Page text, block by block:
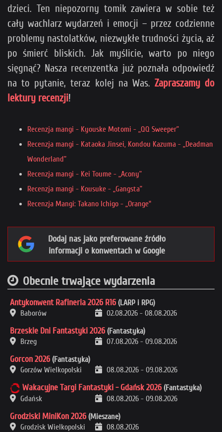
dzieci. Ten niepozorny tomik zawiera w sobie też
cały wachlarz wydarzeń i emocji – przez codzienne
problemy nastolatków, niezwykłe trudności życia, aż
po śmierć bliskich. Jak myślicie, warto po niego
sięgnąć? Nasza recenzentka już poznała odpowiedź
na to pytanie, teraz kolej na Was. Zapraszamy do
lektury recenzji!
Recenzja mangi - Kyouske Motomi - „QQ Sweeper”
Recenzja mangi - Kataoka Jinsei, Kondou Kazuma - „Deadman
Wonderland”
Recenzja mangi - Kei Toume - „Acony”
Recenzja mangi - Kousuke - „Gangsta”
Recenzja Mangi: Takano Ichigo - „Orange"
Dodaj nas jako preferowane źródło
informacji o konwentach w Google
Obecnie trwające wydarzenia
Antykonwent Rafineria 2026 R16 (LARP i RPG)
Baborów
02.08.2026 - 08.08.2026
Brzeskie Dni Fantastyki 2026 (Fantastyka)
Brzeg
07.08.2026 - 09.08.2026
Gorcon 2026 (Fantastyka)
Gorzów Wielkopolski
08.08.2026 - 09.08.2026
Wakacyjne Targi Fantastyki - Gdańsk 2026 (Fantastyka)
Gdańsk
08.08.2026 - 09.08.2026
Grodziski MiniKon 2026 (Mieszane)
Grodzisk Wielkopolski
08.08.2026